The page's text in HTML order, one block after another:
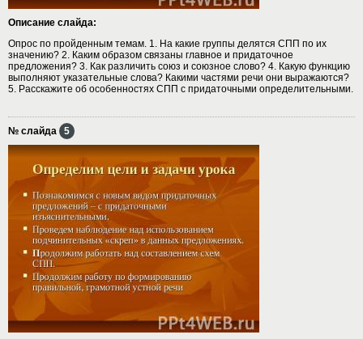
Описание слайда:
Опрос по пройденным темам. 1. На какие группы делятся СПП по их
значению? 2. Каким образом связаны главное и придаточное
предложения? 3. Как различить союз и союзное слово? 4. Какую функцию
выполняют указательные слова? Какими частями речи они выражаются?
5. Расскажите об особенностях СПП с придаточными определительными.
№ слайда 5